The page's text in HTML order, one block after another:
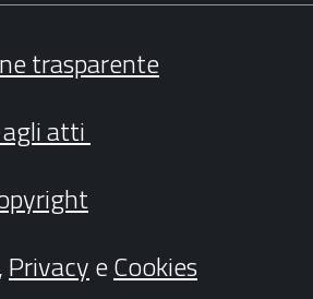
trasparente
atti
,PrivacyeCookies